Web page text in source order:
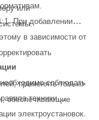
или
При добавлении
в зависимости от
применять только
обеспечивающие
соблюдать
техники
электроустановок.